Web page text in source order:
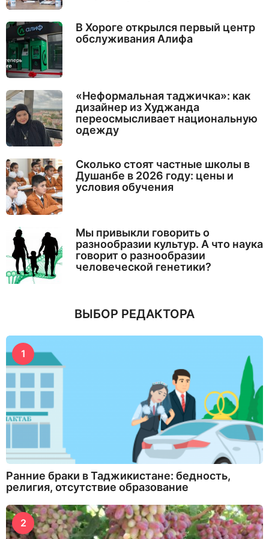
В Хороге открылся первый центр
обслуживания Алифа
«Неформальная таджичка»: как
дизайнер из Худжанда
переосмысливает национальную
одежду
Сколько стоят частные школы в
Душанбе в 2026 году: цены и
условия обучения
Мы привыкли говорить о
разнообразии культур. А что наука
говорит о разнообразии
человеческой генетики?
ВЫБОР РЕДАКТОРА
1
Ранние браки в Таджикистане: бедность,
религия, отсутствие образование
2